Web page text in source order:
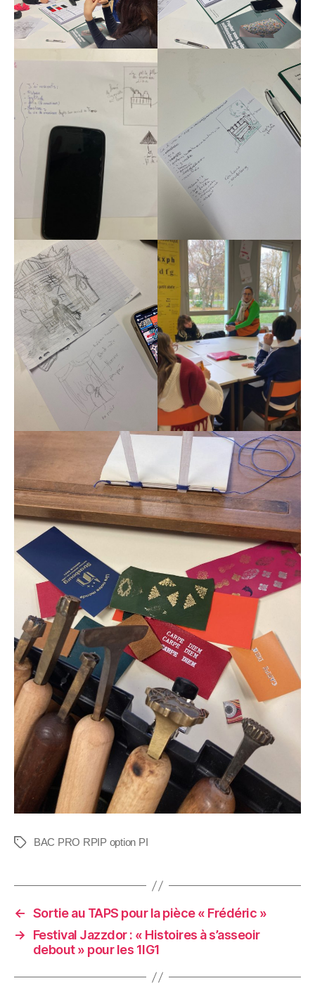
BAC PRO RPIP option PI
← Sortie au TAPS pour la pièce « Frédéric »
→
Festival Jazzdor : « Histoires à s’asseoir
debout » pour les 1IG1